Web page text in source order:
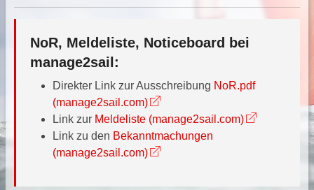
NoR, Meldeliste, Noticeboard bei
manage2sail:
Direkter Link zur Ausschreibung NoR.pdf
(manage2sail.com)
Link zur Meldeliste (manage2sail.com)
Link zu den Bekanntmachungen
(manage2sail.com)